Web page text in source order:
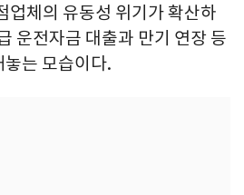
업체의 유동성 위기가 확산하
운전자금 대출과 만기 연장 등
는 모습이다.